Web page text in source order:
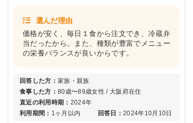
回答した方： 家族・親族
食事した方： 80歳〜89歳女性 / 大阪府在住
直近の利用時期： 2024年
利用期間： 1ヶ月以内 回答日： 2024年10月10日
選んだ理由
価格が安く、毎日１食から注文でき、冷蔵弁
当だったから。また、種類が豊富でメニュー
の栄養バランスが良いからです。